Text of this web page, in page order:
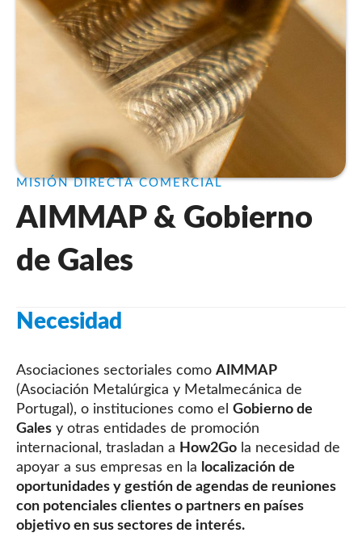
MISIÓN DIRECTA COMERCIAL
AIMMAP & Gobierno
de Gales
Necesidad
Asociaciones sectoriales como AIMMAP
(Asociación Metalúrgica y Metalmecánica de
Portugal), o instituciones como el Gobierno de
Gales y otras entidades de promoción
internacional, trasladan a How2Go la necesidad de
apoyar a sus empresas en la localización de
oportunidades y gestión de agendas de reuniones
con potenciales clientes o partners en países
objetivo en sus sectores de interés.